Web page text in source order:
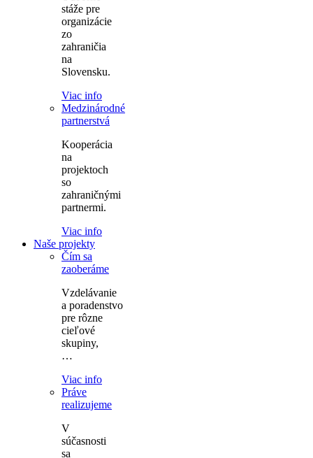
stáže pre
organizácie
zo
zahraničia
na
Slovensku.
Viac info
Medzinárodné
partnerstvá
Kooperácia
na
projektoch
so
zahraničnými
partnermi.
Viac info
Naše projekty
Čím sa
zaoberáme
Vzdelávanie
a poradenstvo
pre rôzne
cieľové
skupiny,
…
Viac info
Práve
realizujeme
V
súčasnosti
sa